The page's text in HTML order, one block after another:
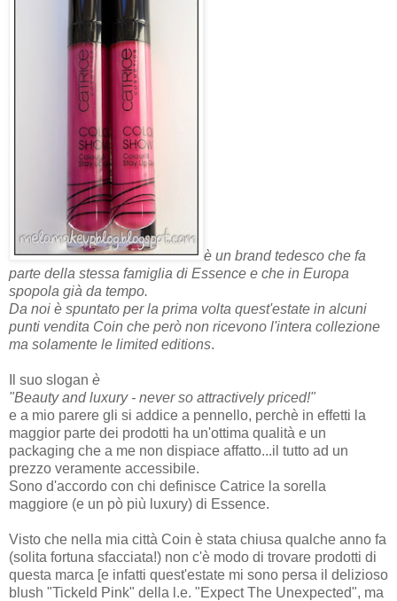
è un brand tedesco che fa
parte della stessa famiglia di Essence e che in Europa
spopola già da tempo.
Da noi è spuntato per la prima volta quest'estate in alcuni
punti vendita Coin che però non ricevono l'intera collezione
ma solamente le limited editions.
Il suo slogan è
"Beauty and luxury - never so attractively priced!"
e a mio parere gli si addice a pennello, perchè in effetti la
maggior parte dei prodotti ha un'ottima qualità e un
packaging che a me non dispiace affatto...il tutto ad un
prezzo veramente accessibile.
Sono d'accordo con chi definisce Catrice la sorella
maggiore (e un pò più luxury) di Essence.
Visto che nella mia città Coin è stata chiusa qualche anno fa
(solita fortuna sfacciata!) non c'è modo di trovare prodotti di
questa marca [e infatti quest'estate mi sono persa il delizioso
blush "Tickeld Pink" della l.e. "Expect The Unexpected", ma